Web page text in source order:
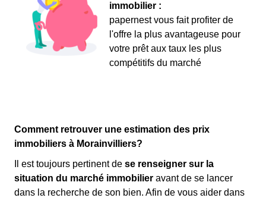
immobilier :
papernest vous fait profiter de
l'offre la plus avantageuse pour
votre prêt aux taux les plus
compétitifs du marché
Comment retrouver une estimation des prix
immobiliers à Morainvilliers?
Il est toujours pertinent de se renseigner sur la
situation du marché immobilier avant de se lancer
dans la recherche de son bien. Afin de vous aider dans